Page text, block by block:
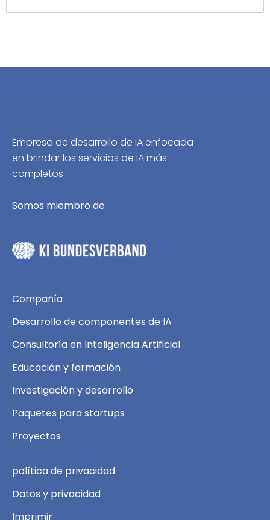
Empresa de desarrollo de IA enfocada
en brindar los servicios de IA más
completos
Somos miembro de
Compañía
Desarrollo de componentes de IA
Consultoría en Inteligencia Artificial
Educación y formación
Investigación y desarrollo
Paquetes para startups
Proyectos
política de privacidad
Datos y privacidad
Imprimir